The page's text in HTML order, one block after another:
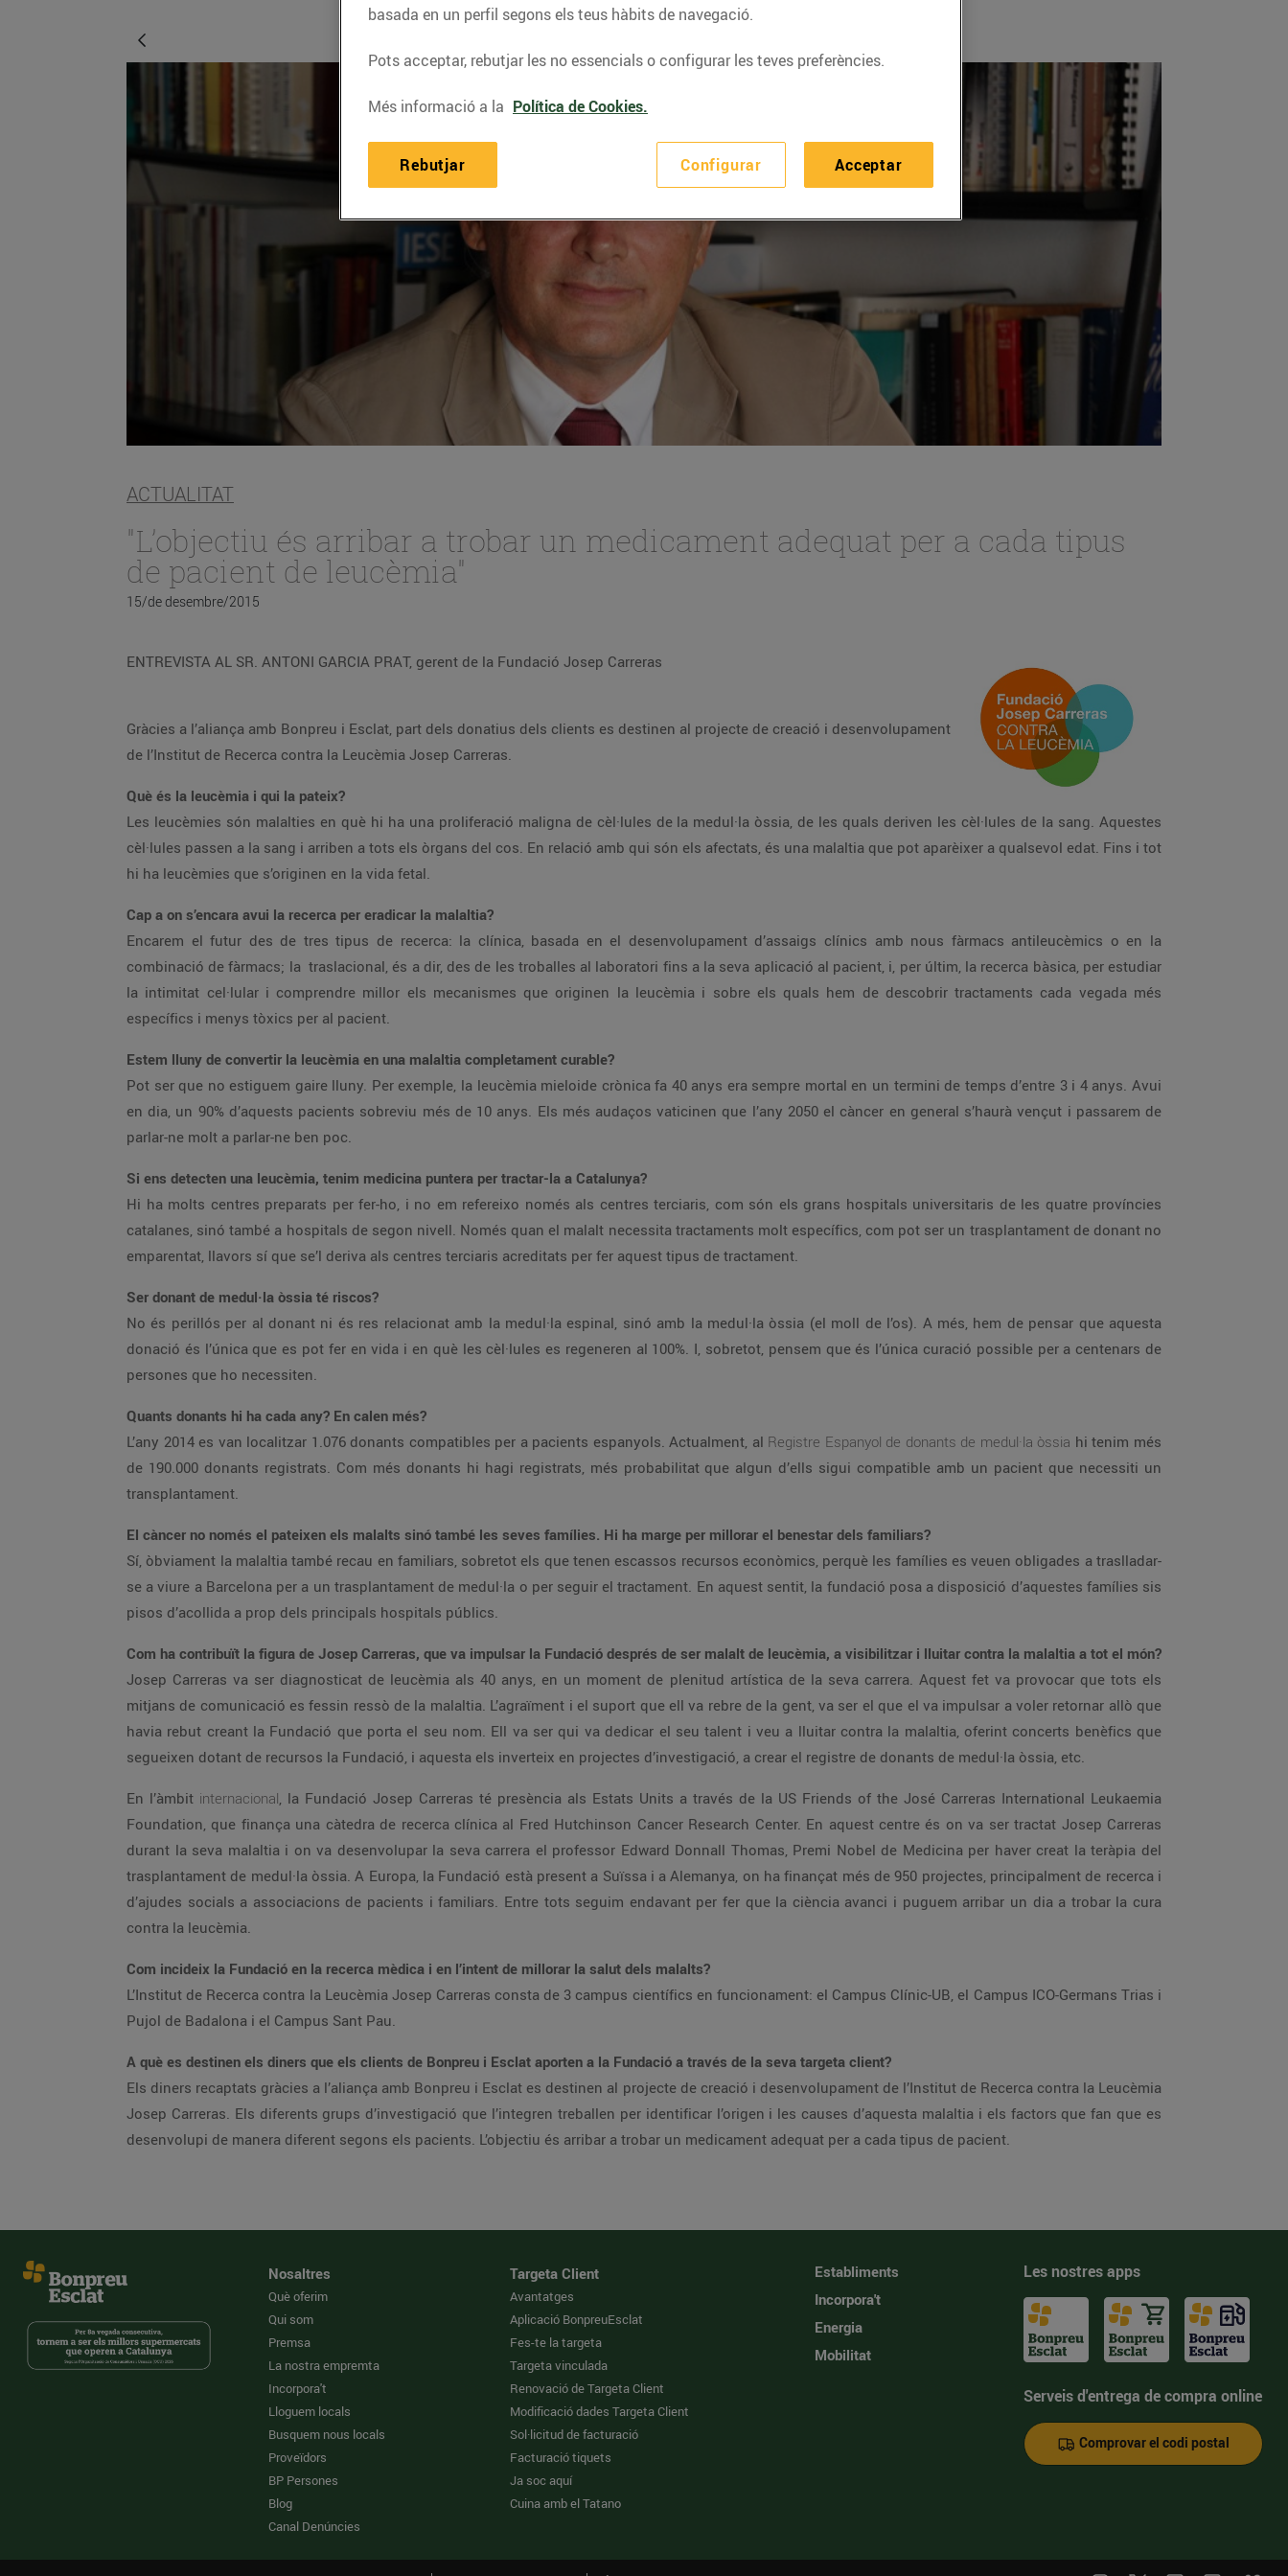
ACTUALITAT
"L’objectiu és arribar a trobar un medicament adequat per a cada tipus
de pacient de leucèmia"
15/de desembre/2015
ENTREVISTA AL SR. ANTONI GARCIA PRAT, gerent de la Fundació Josep Carreras
Gràcies a l’aliança amb Bonpreu i Esclat, part dels donatius dels clients es destinen al projecte de creació i desenvolupament
de l’Institut de Recerca contra la Leucèmia Josep Carreras.
Què és la leucèmia i qui la pateix?
Les leucèmies són malalties en què hi ha una proliferació maligna de cèl·lules de la medul·la òssia, de les quals deriven les cèl·lules de la sang. Aquestes
cèl·lules passen a la sang i arriben a tots els òrgans del cos. En relació amb qui són els afectats, és una malaltia que pot aparèixer a qualsevol edat. Fins i tot
hi ha leucèmies que s’originen en la vida fetal.
Cap a on s’encara avui la recerca per eradicar la malaltia?
Encarem el futur des de tres tipus de recerca: la clínica, basada en el desenvolupament d’assaigs clínics amb nous fàrmacs antileucèmics o en la
combinació de fàrmacs; la traslacional, és a dir, des de les troballes al laboratori fins a la seva aplicació al pacient, i, per últim, la recerca bàsica, per estudiar
la intimitat cel·lular i comprendre millor els mecanismes que originen la leucèmia i sobre els quals hem de descobrir tractaments cada vegada més
específics i menys tòxics per al pacient.
Estem lluny de convertir la leucèmia en una malaltia completament curable?
Pot ser que no estiguem gaire lluny. Per exemple, la leucèmia mieloide crònica fa 40 anys era sempre mortal en un termini de temps d’entre 3 i 4 anys. Avui
en dia, un 90% d’aquests pacients sobreviu més de 10 anys. Els més audaços vaticinen que l’any 2050 el càncer en general s’haurà vençut i passarem de
parlar-ne molt a parlar-ne ben poc.
Si ens detecten una leucèmia, tenim medicina puntera per tractar-la a Catalunya?
Hi ha molts centres preparats per fer-ho, i no em refereixo només als centres terciaris, com són els grans hospitals universitaris de les quatre províncies
catalanes, sinó també a hospitals de segon nivell. Només quan el malalt necessita tractaments molt específics, com pot ser un trasplantament de donant no
emparentat, llavors sí que se’l deriva als centres terciaris acreditats per fer aquest tipus de tractament.
Ser donant de medul·la òssia té riscos?
No és perillós per al donant ni és res relacionat amb la medul·la espinal, sinó amb la medul·la òssia (el moll de l’os). A més, hem de pensar que aquesta
donació és l’única que es pot fer en vida i en què les cèl·lules es regeneren al 100%. I, sobretot, pensem que és l’única curació possible per a centenars de
persones que ho necessiten.
Quants donants hi ha cada any? En calen més?
L’any 2014 es van localitzar 1.076 donants compatibles per a pacients espanyols. Actualment, al Registre Espanyol de donants de medul·la òssia hi tenim més
de 190.000 donants registrats. Com més donants hi hagi registrats, més probabilitat que algun d’ells sigui compatible amb un pacient que necessiti un
transplantament.
El càncer no només el pateixen els malalts sinó també les seves famílies. Hi ha marge per millorar el benestar dels familiars?
Sí, òbviament la malaltia també recau en familiars, sobretot els que tenen escassos recursos econòmics, perquè les famílies es veuen obligades a traslladar-
se a viure a Barcelona per a un trasplantament de medul·la o per seguir el tractament. En aquest sentit, la fundació posa a disposició d’aquestes famílies sis
pisos d’acollida a prop dels principals hospitals públics.
Com ha contribuït la figura de Josep Carreras, que va impulsar la Fundació després de ser malalt de leucèmia, a visibilitzar i lluitar contra la malaltia a tot el món?
Josep Carreras va ser diagnosticat de leucèmia als 40 anys, en un moment de plenitud artística de la seva carrera. Aquest fet va provocar que tots els
mitjans de comunicació es fessin ressò de la malaltia. L’agraïment i el suport que ell va rebre de la gent, va ser el que el va impulsar a voler retornar allò que
havia rebut creant la Fundació que porta el seu nom. Ell va ser qui va dedicar el seu talent i veu a lluitar contra la malaltia, oferint concerts benèfics que
segueixen dotant de recursos la Fundació, i aquesta els inverteix en projectes d’investigació, a crear el registre de donants de medul·la òssia, etc.
En l’àmbit internacional, la Fundació Josep Carreras té presència als Estats Units a través de la US Friends of the José Carreras International Leukaemia
Foundation, que finança una càtedra de recerca clínica al Fred Hutchinson Cancer Research Center. En aquest centre és on va ser tractat Josep Carreras
durant la seva malaltia i on va desenvolupar la seva carrera el professor Edward Donnall Thomas, Premi Nobel de Medicina per haver creat la teràpia del
trasplantament de medul·la òssia. A Europa, la Fundació està present a Suïssa i a Alemanya, on ha finançat més de 950 projectes, principalment de recerca i
d’ajudes socials a associacions de pacients i familiars. Entre tots seguim endavant per fer que la ciència avanci i puguem arribar un dia a trobar la cura
contra la leucèmia.
Com incideix la Fundació en la recerca mèdica i en l’intent de millorar la salut dels malalts?
L’Institut de Recerca contra la Leucèmia Josep Carreras consta de 3 campus científics en funcionament: el Campus Clínic-UB, el Campus ICO-Germans Trias i
Pujol de Badalona i el Campus Sant Pau.
A què es destinen els diners que els clients de Bonpreu i Esclat aporten a la Fundació a través de la seva targeta client?
Els diners recaptats gràcies a l’aliança amb Bonpreu i Esclat es destinen al projecte de creació i desenvolupament de l’Institut de Recerca contra la Leucèmia
Josep Carreras. Els diferents grups d’investigació que l’integren treballen per identificar l’origen i les causes d’aquesta malaltia i els factors que fan que es
desenvolupi de manera diferent segons els pacients. L’objectiu és arribar a trobar un medicament adequat per a cada tipus de pacient.
Nosaltres
Què oferim
Qui som
Premsa
La nostra empremta
Incorpora't
Lloguem locals
Busquem nous locals
Proveïdors
BP Persones
Blog
Canal Denúncies
Targeta Client
Avantatges
Aplicació BonpreuEsclat
Fes-te la targeta
Targeta vinculada
Renovació de Targeta Client
Modificació dades Targeta Client
Sol·licitud de facturació
Facturació tiquets
Ja soc aquí
Cuina amb el Tatano
Establiments
Incorpora't
Energia
Mobilitat
Les nostres apps
Serveis d'entrega de compra online
Comprovar el codi postal
basada en un perfil segons els teus hàbits de navegació.
Pots acceptar, rebutjar les no essencials o configurar les teves preferències.
Més informació a la Política de Cookies.
Configurar
Rebutjar Acceptar